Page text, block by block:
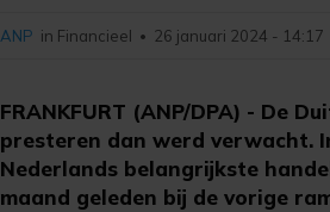
FRANKFURT (ANP/DPA) - De
presteren dan werd verwacht.
Nederlands belangrijkste
maand geleden bij de vorige
ANP in Financieel • 26 januari 2024 - 14:17